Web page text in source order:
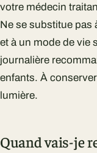
votre médecin
Ne se substitue pas
et à un mode de vie
journalière
enfants. À
lumière.
Quand vais-je